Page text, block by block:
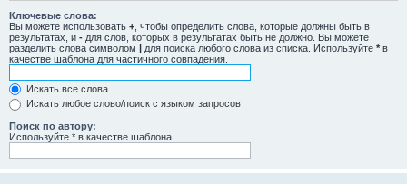
Ключевые слова:
Вы можете использовать + , чтобы определить слова, которые должны быть в
результатах, и - для слов, которых в результатах быть не должно. Вы можете
разделить слова символом | для поиска любого слова из списка. Используйте * в
качестве шаблона для частичного совпадения.
Искать все слова
Искать любое слово/поиск с языком запросов
Поиск по автору:
Используйте * в качестве шаблона.